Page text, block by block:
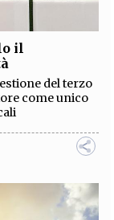
il
del terzo
come unico